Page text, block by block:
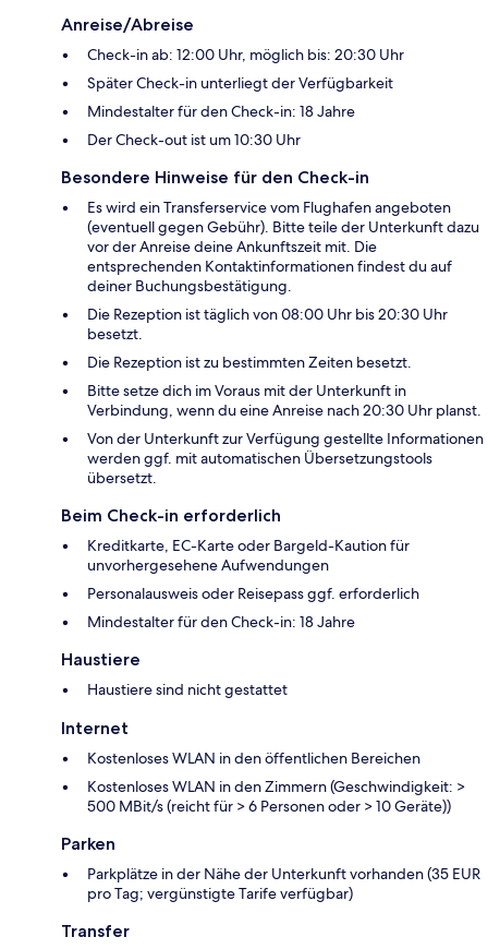
Anreise/Abreise
Check-in ab: 12:00 Uhr, möglich bis: 20:30 Uhr
Später Check-in unterliegt der Verfügbarkeit
Mindestalter für den Check-in: 18 Jahre
Der Check-out ist um 10:30 Uhr
Besondere Hinweise für den Check-in
Es wird ein Transferservice vom Flughafen angeboten
(eventuell gegen Gebühr). Bitte teile der Unterkunft dazu
vor der Anreise deine Ankunftszeit mit. Die
entsprechenden Kontaktinformationen findest du auf
deiner Buchungsbestätigung.
Die Rezeption ist täglich von 08:00 Uhr bis 20:30 Uhr
besetzt.
Die Rezeption ist zu bestimmten Zeiten besetzt.
Bitte setze dich im Voraus mit der Unterkunft in
Verbindung, wenn du eine Anreise nach 20:30 Uhr planst.
Von der Unterkunft zur Verfügung gestellte Informationen
werden ggf. mit automatischen Übersetzungstools
übersetzt.
Beim Check-in erforderlich
Kreditkarte, EC-Karte oder Bargeld-Kaution für
unvorhergesehene Aufwendungen
Personalausweis oder Reisepass ggf. erforderlich
Mindestalter für den Check-in: 18 Jahre
Haustiere
Haustiere sind nicht gestattet
Internet
Kostenloses WLAN in den öffentlichen Bereichen
Kostenloses WLAN in den Zimmern (Geschwindigkeit: >
500 MBit/s (reicht für > 6 Personen oder > 10 Geräte))
Parken
Parkplätze in der Nähe der Unterkunft vorhanden (35 EUR
pro Tag; vergünstigte Tarife verfügbar)
Transfer